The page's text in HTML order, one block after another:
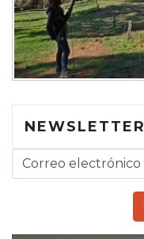
NEWSLETTER